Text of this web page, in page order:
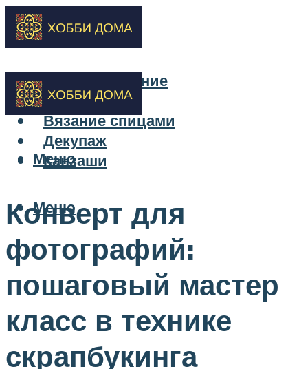
Бисероплетение
Вышивка
Вязание спицами
Декупаж
Канзаши
Меню
Меню
Конверт для
фотографий:
пошаговый мастер
класс в технике
скрапбукинга